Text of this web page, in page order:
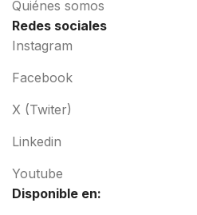
Quiénes somos
Redes sociales
Instagram
Facebook
X (Twiter)
Linkedin
Youtube
Disponible en: